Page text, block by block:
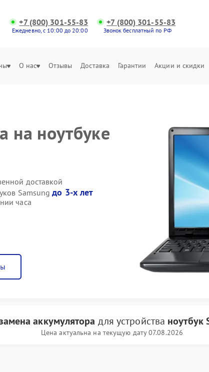
+7 (800) 301-55-83
Ежедневно, с 10:00 до 20:00
+7 (800) 301-55-83
Звонок бесплатный по РФ
О нас Отзывы Доставка Гарантии Акции и скидки
на ноутбуке
доставкой
Samsungдо 3-х лет
часа
аккумулятора для устройства ноутбук
Цена актуальна на текущую дату 07.08.2026